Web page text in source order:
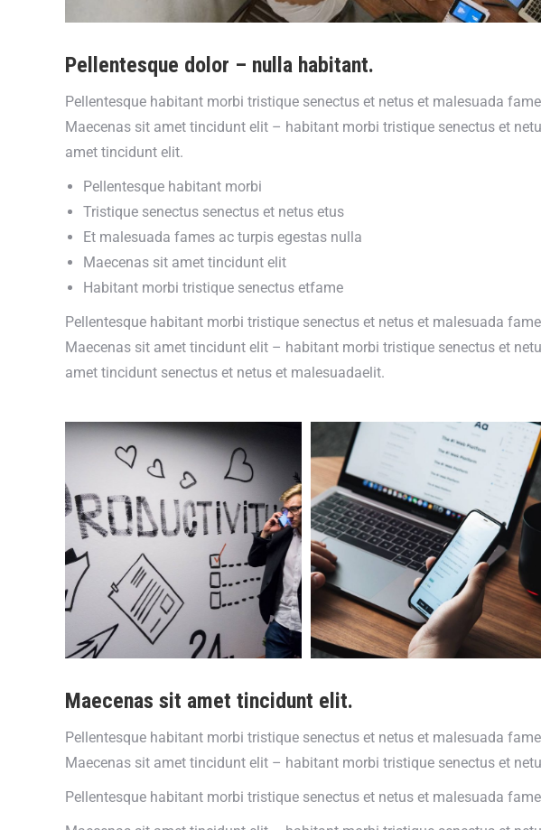
Pellentesque dolor – nulla habitant.
Pellentesque habitant morbi tristique senectus et netus et malesuada
Maecenas sit amet tincidunt elit – habitant morbi tristique senectus et
amet tincidunt elit.
Pellentesque habitant morbi
Tristique senectus senectus et netus etus
Et malesuada fames ac turpis egestas nulla
Maecenas sit amet tincidunt elit
Habitant morbi tristique senectus etfame
Pellentesque habitant morbi tristique senectus et netus et malesuada
Maecenas sit amet tincidunt elit – habitant morbi tristique senectus et
amet tincidunt senectus et netus et malesuadaelit.
Maecenas sit amet tincidunt elit.
Pellentesque habitant morbi tristique senectus et netus et malesuada
Maecenas sit amet tincidunt elit – habitant morbi tristique senectus et
Pellentesque habitant morbi tristique senectus et netus et malesuada